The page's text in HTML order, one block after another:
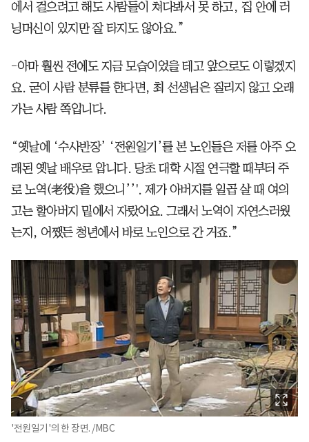
에서 걸으려고 해도 사람들이 쳐다봐서 못 하고, 집 안에 러
닝머신이 있지만 잘 타지도 않아요.”
-아마 훨씬 전에도 지금 모습이었을 테고 앞으로도 이렇겠지
요. 굳이 사람 분류를 한다면, 최 선생님은 질리지 않고 오래
가는 사람 쪽입니다.
“옛날에 ‘수사반장’ ‘전원일기’를 본 노인들은 저를 아주 오
래된 옛날 배우로 압니다. 당초 대학 시절 연극할 때부터 주
로 노역(老役)을 했으니’’'. 제가 아버지를 일곱 살 때 여의
고는 할아버지 밑에서 자랐어요. 그래서 노역이 자연스러웠
는지, 어쨌든 청년에서 바로 노인으로 간 거죠.”
'전원일기'의 한 장면. /MBC